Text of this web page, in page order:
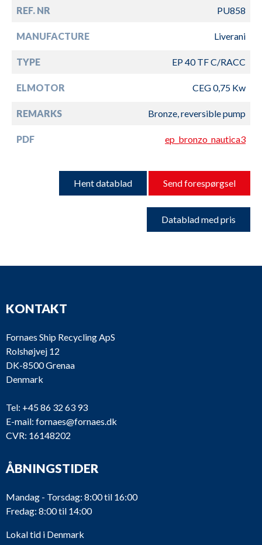
REF. NR PU858
MANUFACTURE Liverani
TYPE EP 40 TF C/RACC
ELMOTOR CEG 0,75 Kw
REMARKS Bronze, reversible pump
PDF ep_bronzo_nautica3
Hent datablad Send forespørgsel
Datablad med pris
KONTAKT
Fornaes Ship Recycling ApS
Rolshøjvej 12
DK-8500 Grenaa
Denmark
Tel: +45 86 32 63 93
E-mail: fornaes@fornaes.dk
CVR: 16148202
ÅBNINGSTIDER
Mandag - Torsdag: 8:00 til 16:00
Fredag: 8:00 til 14:00
Lokal tid i Denmark